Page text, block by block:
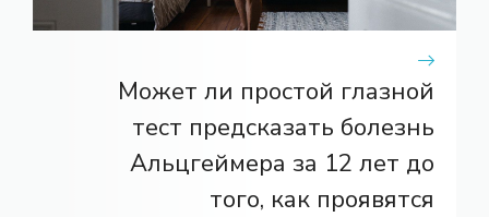
Может ли простой глазной
тест предсказать болезнь
Альцгеймера за 12 лет до
того, как проявятся